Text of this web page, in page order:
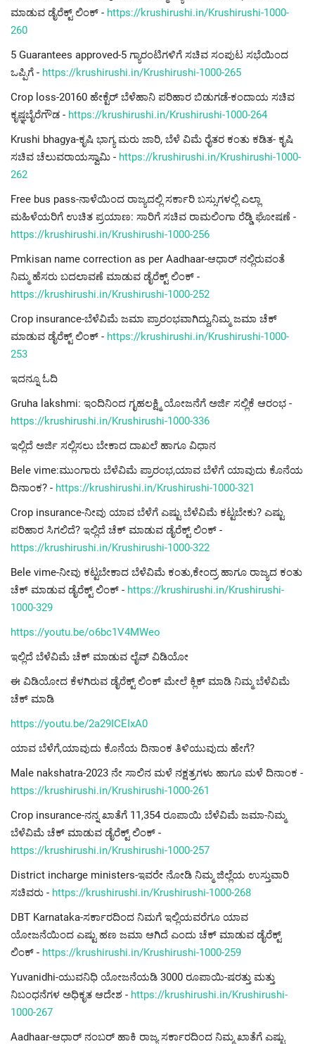
ಮಾಡುವ ಡೈರೆಕ್ಟ್ ಲಿಂಕ್ - https://krushirushi.in/Krushirushi-1000-
260
5 Guarantees approved-5 ಗ್ಯಾರಂಟಿಗಳಿಗೆ ಸಚಿವ ಸಂಪುಟ ಸಭೆಯಿಂದ
ಒಪ್ಪಿಗೆ - https://krushirushi.in/Krushirushi-1000-265
Crop loss-20160 ಹೇಕ್ಟೆರ್ ಬೆಳೆಹಾನಿ ಪರಿಹಾರ ಬಿಡುಗಡೆ-ಕಂದಾಯ ಸಚಿವ
ಕೃಷ್ಞಬೈರೆಗೌಡ - https://krushirushi.in/Krushirushi-1000-264
Krushi bhagya-ಕೃಷಿ ಭಾಗ್ಯ ಮರು ಜಾರಿ, ಬೆಳೆ ವಿಮೆ ರೈತರ ಕಂತು ಕಡಿತ- ಕೃಷಿ
ಸಚಿವ ಚೆಲುವರಾಯಸ್ವಾಮಿ - https://krushirushi.in/Krushirushi-1000-
262
Free bus pass-ನಾಳೆಯಿಂದ ರಾಜ್ಯದಲ್ಲಿ ಸರ್ಕಾರಿ ಬಸ್ಸುಗಳಲ್ಲಿ ಎಲ್ಲಾ
ಮಹಿಳೆಯರಿಗೆ ಉಚಿತ ಪ್ರಯಾಣ: ಸಾರಿಗೆ ಸಚಿವ ರಾಮಲಿಂಗಾ ರೆಡ್ಡಿ ಘೋಷಣೆ -
https://krushirushi.in/Krushirushi-1000-256
Pmkisan name correction as per Aadhaar-ಆಧಾರ್ ನಲ್ಲಿರುವಂತೆ
ನಿಮ್ಮ ಹೆಸರು ಬದಲಾವಣೆ ಮಾಡುವ ಡೈರೆಕ್ಟ್ ಲಿಂಕ್ -
https://krushirushi.in/Krushirushi-1000-252
Crop insurance-ಬೆಳೆವಿಮೆ ಜಮಾ ಪ್ರಾರಂಭವಾಗಿದ್ದು,ನಿಮ್ಮ ಜಮಾ ಚೆಕ್
ಮಾಡುವ ಡೈರೆಕ್ಟ್ ಲಿಂಕ್ - https://krushirushi.in/Krushirushi-1000-
253
ಇದನ್ನೂ ಓದಿ
Gruha lakshmi: ಇಂದಿನಿಂದ ಗೃಹಲಕ್ಷ್ಮಿ ಯೋಜನೆಗೆ ಅರ್ಜಿ ಸಲ್ಲಿಕೆ ಆರಂಭ -
https://krushirushi.in/Krushirushi-1000-336
ಇಲ್ಲಿದೆ ಅರ್ಜಿ ಸಲ್ಲಿಸಲು ಬೇಕಾದ ದಾಖಲೆ ಹಾಗೂ ವಿಧಾನ
Bele vime:ಮುಂಗಾರು ಬೆಳೆವಿಮೆ ಪ್ರಾರಂಭ,ಯಾವ ಬೆಳೆಗೆ ಯಾವುದು ಕೊನೆಯ
ದಿನಾಂಕ? - https://krushirushi.in/Krushirushi-1000-321
Crop insurance-ನೀವು ಯಾವ ಬೆಳೆಗೆ ಎಷ್ಟು ಬೆಳೆವಿಮೆ ಕಟ್ಟಬೇಕು? ಎಷ್ಟು
ಪರಿಹಾರ ಸಿಗಲಿದೆ? ಇಲ್ಲಿದೆ ಚೆಕ್ ಮಾಡುವ ಡೈರೆಕ್ಟ್ ಲಿಂಕ್ -
https://krushirushi.in/Krushirushi-1000-322
Bele vime-ನೀವು ಕಟ್ಟಬೇಕಾದ ಬೆಳೆವಿಮೆ ಕಂತು,ಕೇಂದ್ರ ಹಾಗೂ ರಾಜ್ಯದ ಕಂತು
ಚೆಕ್ ಮಾಡುವ ಡೈರೆಕ್ಟ್ ಲಿಂಕ್ - https://krushirushi.in/Krushirushi-
1000-329
https://youtu.be/o6bc1V4MWeo
ಇಲ್ಲಿದೆ ಬೆಳೆವಿಮೆ ಚೆಕ್ ಮಾಡುವ ಲೈವ್ ವಿಡಿಯೋ
ಈ ವಿಡಿಯೋದ ಕೆಳಗಿರುವ ಡೈರೆಕ್ಟ್ ಲಿಂಕ್ ಮೇಲೆ ಕ್ಲಿಕ್ ಮಾಡಿ ನಿಮ್ಮ ಬೆಳೆವಿಮೆ
ಚೆಕ್ ಮಾಡಿ
https://youtu.be/2a29ICEIxA0
ಯಾವ ಬೆಳೆಗೆ,ಯಾವುದು ಕೊನೆಯ ದಿನಾಂಕ ತಿಳಿಯುವುದು ಹೇಗೆ?
Male nakshatra-2023 ನೇ ಸಾಲಿನ ಮಳೆ ನಕ್ಷತ್ರಗಳು ಹಾಗೂ ಮಳೆ ದಿನಾಂಕ -
https://krushirushi.in/Krushirushi-1000-261
Crop insurance-ನನ್ನ ಖಾತೆಗೆ 11,354 ರೂಪಾಯಿ ಬೆಳೆವಿಮೆ ಜಮಾ-ನಿಮ್ಮ
ಬೆಳೆವಿಮೆ ಚೆಕ್ ಮಾಡುವ ಡೈರೆಕ್ಟ್ ಲಿಂಕ್ -
https://krushirushi.in/Krushirushi-1000-257
District incharge ministers-ಇವರೇ ನೋಡಿ ನಿಮ್ಮ ಜಿಲ್ಲೆಯ ಉಸ್ತುವಾರಿ
ಸಚಿವರು - https://krushirushi.in/Krushirushi-1000-268
DBT Karnataka-ಸರ್ಕಾರದಿಂದ ನಿಮಗೆ ಇಲ್ಲಿಯವರೆಗೂ ಯಾವ
ಯೋಜನೆಯಿಂದ ಎಷ್ಟು ಹಣ ಜಮಾ ಆಗಿದೆ ಎಂದು ಚೆಕ್ ಮಾಡುವ ಡೈರೆಕ್ಟ್
ಲಿಂಕ್ - https://krushirushi.in/Krushirushi-1000-259
Yuvanidhi-ಯುವನಿಧಿ ಯೋಜನೆಯಡಿ 3000 ರೂಪಾಯಿ-ಷರತ್ತು ಮತ್ತು
ನಿಬಂಧನೆಗಳ ಅಧಿಕೃತ ಆದೇಶ - https://krushirushi.in/Krushirushi-
1000-267
Aadhaar-ಆಧಾರ್ ನಂಬರ್ ಹಾಕಿ ರಾಜ್ಯ ಸರ್ಕಾರದಿಂದ ನಿಮ್ಮ ಖಾತೆಗೆ ಎಷ್ಟು